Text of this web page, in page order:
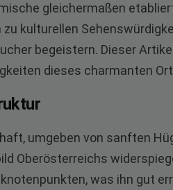
gleichermaßen
kulturellen
begeistern. Dieser
dieses charmanten
umgeben von sanften
Oberösterreichs
was ihn gut